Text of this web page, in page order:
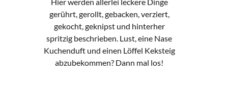
gerührt, gerollt, gebacken, verziert,
gekocht, geknipst und hinterher
spritzig beschrieben. Lust, eine Nase
Kuchenduft und einen Löffel Keksteig
abzubekommen? Dann mal los!